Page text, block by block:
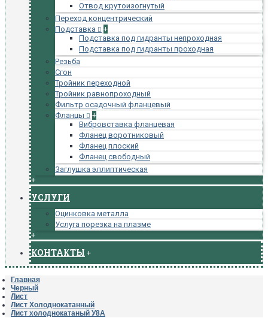
Отвод крутоизогнутый
Переход концентрический
Подставка
+
Подставка под гидранты непроходная
Подставка под гидранты проходная
Резьба
Сгон
Тройник переходной
Тройник равнопроходный
Фильтр осадочный фланцевый
Фланцы
+
Вибровставка фланцевая
Фланец воротниковый
Фланец плоский
Фланец свободный
Заглушка эллиптическая
+
УСЛУГИ
Оцинковка металла
Услуга порезка на плазме
+
КОНТАКТЫ +
Главная
Черный
Лист
Лист Холоднокатанный
Лист холоднокатаный У8А